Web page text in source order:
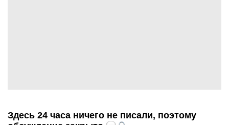
Здесь 24 часа ничего не писали, поэтому